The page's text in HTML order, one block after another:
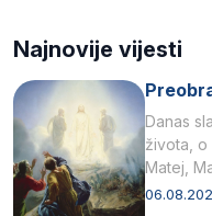
Najnovije vijesti
Danas
života, o
Matej,
drugoj…